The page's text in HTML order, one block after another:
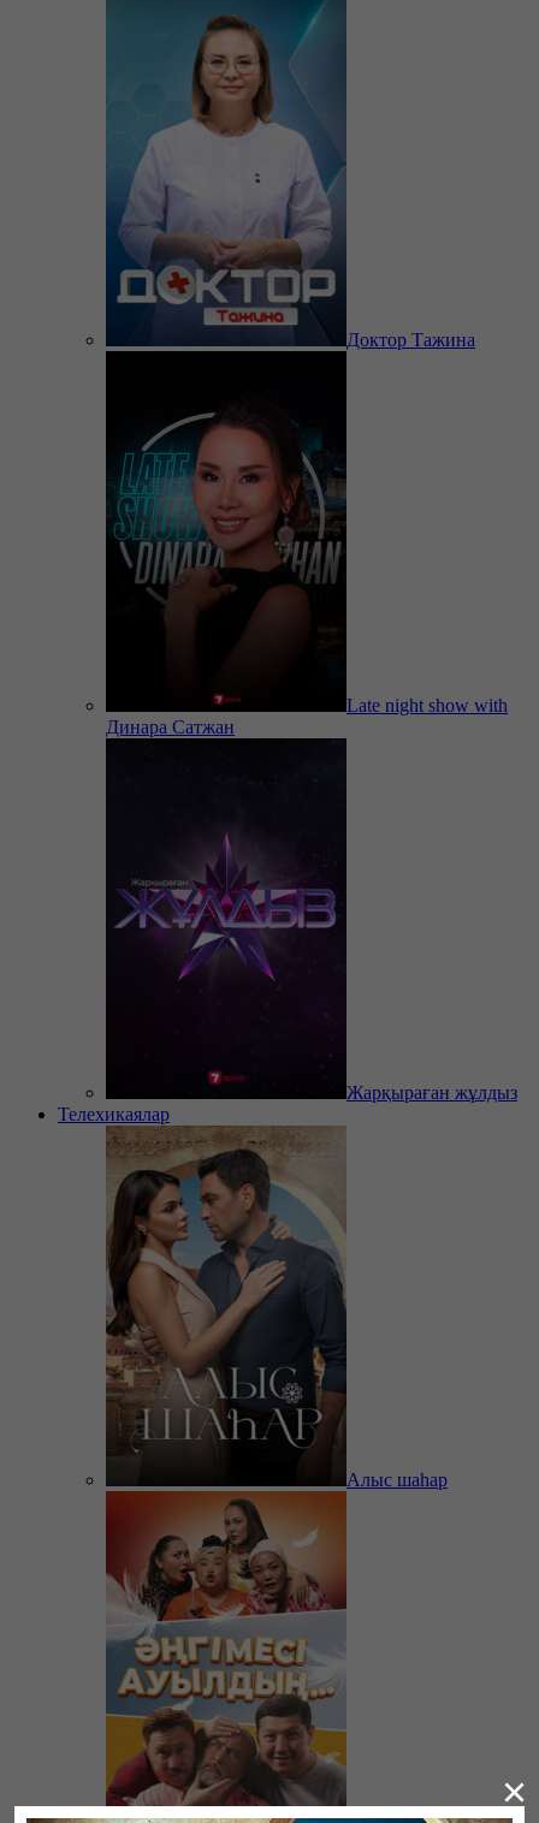
Доктор Тажина
Late night show with
Динара Сатжан
Жарқыраған жұлдыз
Телехикаялар
Алыс шаһар
×